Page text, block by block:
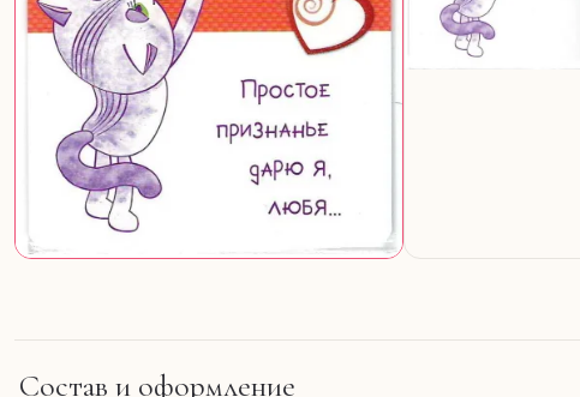
Состав и оформление